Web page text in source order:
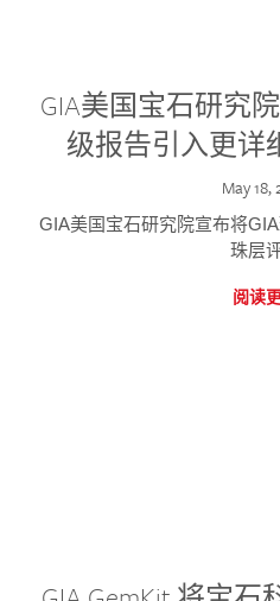
GIA美国宝石研究
级报告引入更详
May 18,
GIA美国宝石研究院宣布将
珠层
阅读